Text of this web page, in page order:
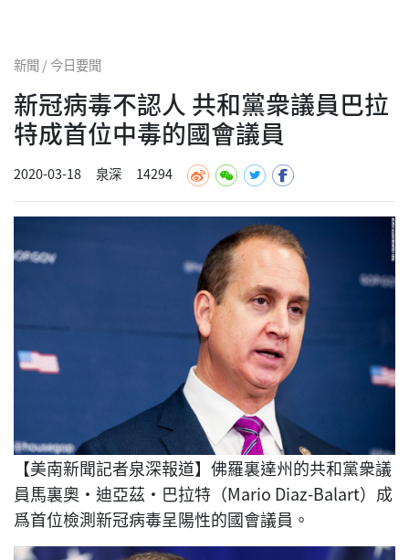
新聞 / 今日要聞
新冠病毒不認人 共和黨衆議員巴拉
特成首位中毒的國會議員
2020-03-18 泉深 14294
【美南新聞記者泉深報道】佛羅裏達州的共和黨衆議
員馬裏奧·迪亞茲·巴拉特（Mario Diaz-Balart）成
爲首位檢測新冠病毒呈陽性的國會議員。